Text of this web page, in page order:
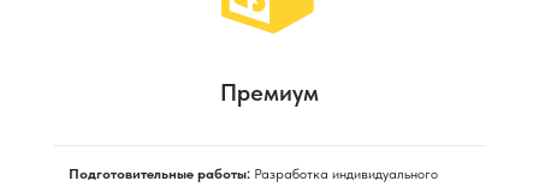
Премиум
Подготовительные работы: Разработка индивидуального